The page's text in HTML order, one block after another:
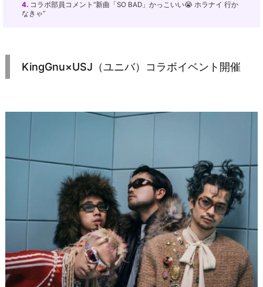
4. コラボ部員コメント”新曲「SO BAD」かっこいい😭 ホラナイ 行か
なきゃ”
KingGnu×USJ（ユニバ）コラボイベント開催